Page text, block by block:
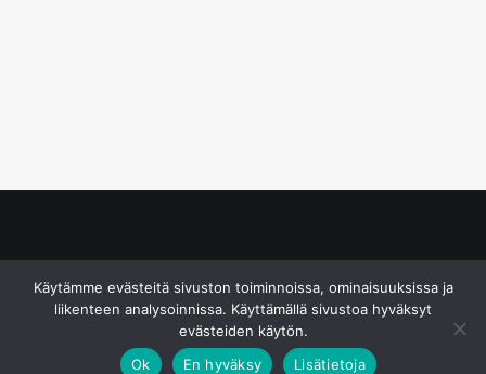
Käytämme evästeitä sivuston toiminnoissa, ominaisuuksissa ja
liikenteen analysoinnissa. Käyttämällä sivustoa hyväksyt
evästeiden käytön.
Ok
En hyväksy Lisätietoja